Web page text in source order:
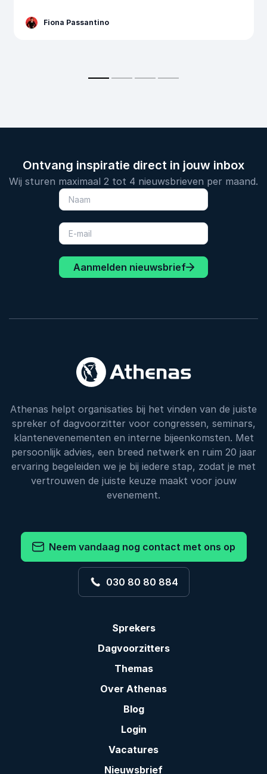
Fiona Passantino
Ontvang inspiratie direct in jouw inbox
Wij sturen maximaal 2 tot 4 nieuwsbrieven per maand.
Aanmelden nieuwsbrief
Athenas helpt organisaties bij het vinden van de juiste
spreker of dagvoorzitter voor congressen, seminars,
klantenevenementen en interne bijeenkomsten. Met
persoonlijk advies, een breed netwerk en ruim 20 jaar
ervaring begeleiden we je bij iedere stap, zodat je met
vertrouwen de juiste keuze maakt voor jouw
evenement.
Neem vandaag nog contact met ons op
030 80 80 884
Sprekers
Dagvoorzitters
Themas
Over Athenas
Blog
Login
Vacatures
Nieuwsbrief